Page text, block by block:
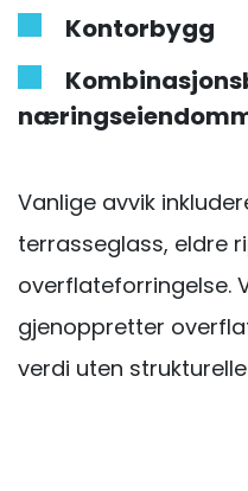
Kontorbygg
Vanlige avvik
terrasseglass, eldre
overflateforringelse.
gjenoppretter
verdi uten